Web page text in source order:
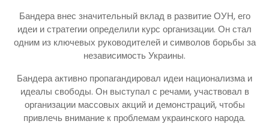
Бандера внес значительный вклад в развитие ОУН, его
идеи и стратегии определили курс организации. Он стал
одним из ключевых руководителей и символов борьбы за
независимость Украины.
Бандера активно пропагандировал идеи национализма и
идеалы свободы. Он выступал с речами, участвовал в
организации массовых акций и демонстраций, чтобы
привлечь внимание к проблемам украинского народа.